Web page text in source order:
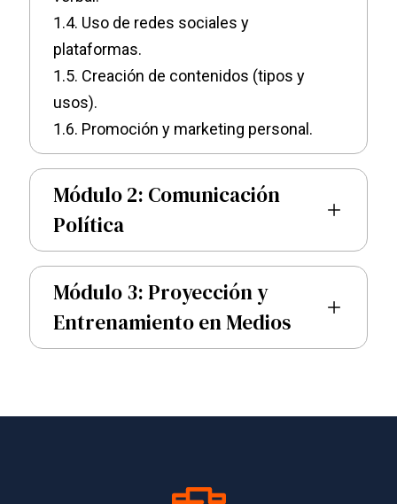
1.4. Uso de redes sociales y
plataformas.
1.5. Creación de contenidos (tipos y
usos).
1.6. Promoción y marketing personal.
Módulo 2: Comunicación
Política
Módulo 3: Proyección y
Entrenamiento en Medios